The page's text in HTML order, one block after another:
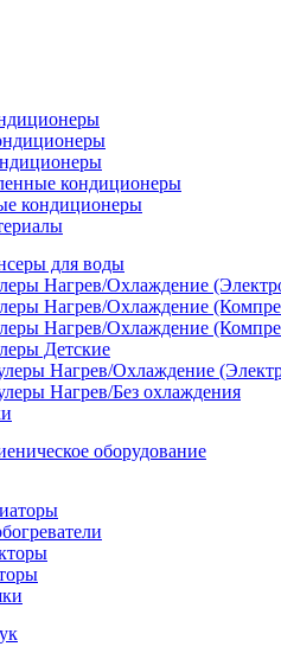
кондиционеры
кондиционеры
для воды
Нагрев/Охлаждение
Нагрев/Охлаждение
Нагрев/Охлаждение
Детские
Нагрев/Охлаждение
Нагрев/Без охлаждения
оборудование